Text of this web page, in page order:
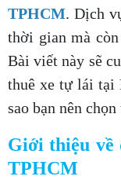
TPHCM. Dịch
thời gian mà
Bài viết này sẽ
thuê xe tự lái tại
sao bạn nên
Giới thiệu về
TPHCM